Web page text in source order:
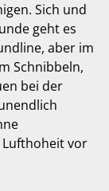
Sich und
geht es
aber im
Schnibbeln,
bei der
vor